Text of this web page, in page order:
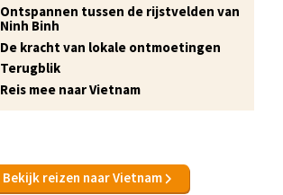
Ontspannen tussen de rijstvelden van
Ninh Binh
De kracht van lokale ontmoetingen
Terugblik
Reis mee naar Vietnam
Bekijk reizen naar Vietnam